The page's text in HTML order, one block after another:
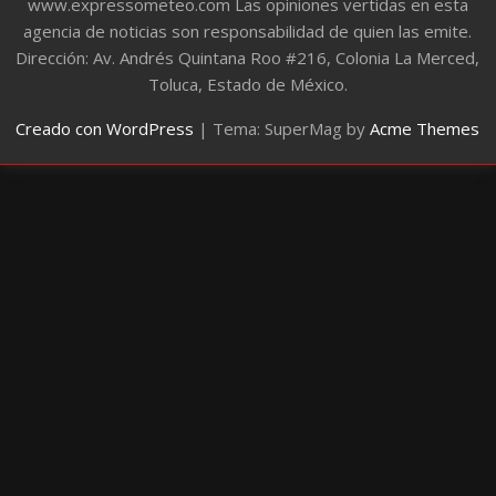
www.expressometeo.com Las opiniones vertidas en esta
agencia de noticias son responsabilidad de quien las emite.
Dirección: Av. Andrés Quintana Roo #216, Colonia La Merced,
Toluca, Estado de México.
Creado con WordPress | Tema: SuperMag byAcme Themes